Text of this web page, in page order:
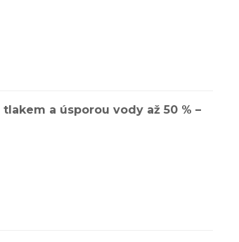
a úsporou vody až 50 % –